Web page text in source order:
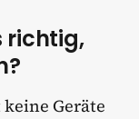
richtig,
Geräte